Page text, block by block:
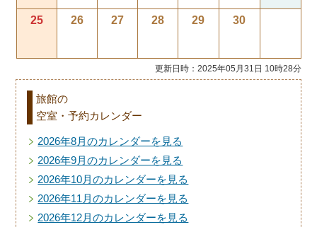
25 26 27 28 29 30
更新日時：2025年05月31日 10時28分
旅館の
空室・予約カレンダー
2026年8月のカレンダーを見る
2026年9月のカレンダーを見る
2026年10月のカレンダーを見る
2026年11月のカレンダーを見る
2026年12月のカレンダーを見る